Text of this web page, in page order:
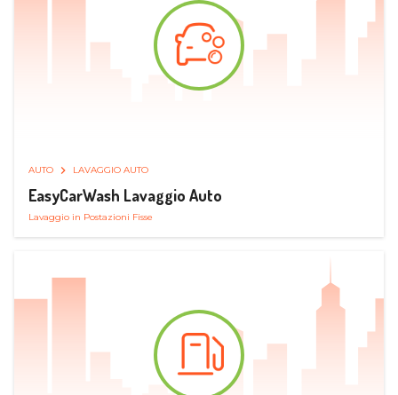
AUTO LAVAGGIO AUTO
EasyCarWash Lavaggio Auto
Lavaggio in Postazioni Fisse